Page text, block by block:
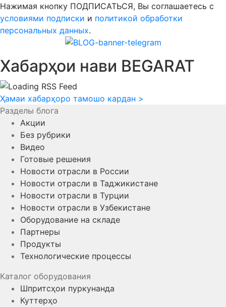
Нажимая кнопку ПОДПИСАТЬСЯ, Вы соглашаетесь с
условиями подписки и политикой обработки
персональных данных.
Хабарҳои нави BEGARAT
Ҳамаи хабарҳоро тамошо кардан >
Разделы блога
Акции
Без рубрики
Видео
Готовые решения
Новости отрасли в России
Новости отрасли в Таджикистане
Новости отрасли в Турции
Новости отрасли в Узбекистане
Оборудование на складе
Партнеры
Продукты
Технологические процессы
Каталог оборудования
Шпритсҳои пуркунанда
Куттерҳо